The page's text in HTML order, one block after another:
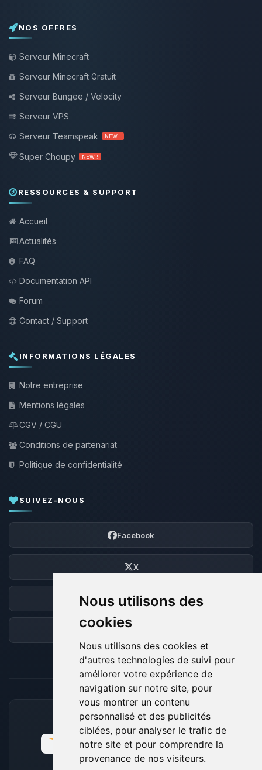
Nous utilisons des
cookies
Nous utilisons des cookies et
d'autres technologies de suivi pour
améliorer votre expérience de
navigation sur notre site, pour
vous montrer un contenu
personnalisé et des publicités
ciblées, pour analyser le trafic de
notre site et pour comprendre la
provenance de nos visiteurs.
NOS OFFRES
Serveur Minecraft
Serveur Minecraft Gratuit
Serveur Bungee / Velocity
Serveur VPS
Serveur Teamspeak
NEW !
Super Choupy NEW !
RESSOURCES & SUPPORT
Accueil
Actualités
FAQ
Documentation API
Forum
Contact / Support
INFORMATIONS LÉGALES
Notre entreprise
Mentions légales
CGV / CGU
Conditions de partenariat
Politique de confidentialité
SUIVEZ-NOUS
Facebook
X
Discord
Forum
MOYENS DE PAIEMENT ACCEPTÉS